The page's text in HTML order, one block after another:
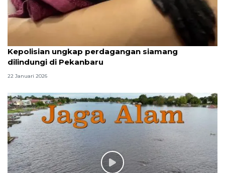
Kepolisian ungkap perdagangan siamang
dilindungi di Pekanbaru
22 Januari 2026